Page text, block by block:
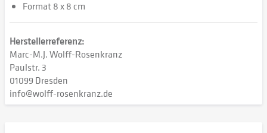
Format 8 x 8 cm
Herstellerreferenz:
Marc-M.J. Wolff-Rosenkranz
Paulstr. 3
01099 Dresden
info@wolff-rosenkranz.de